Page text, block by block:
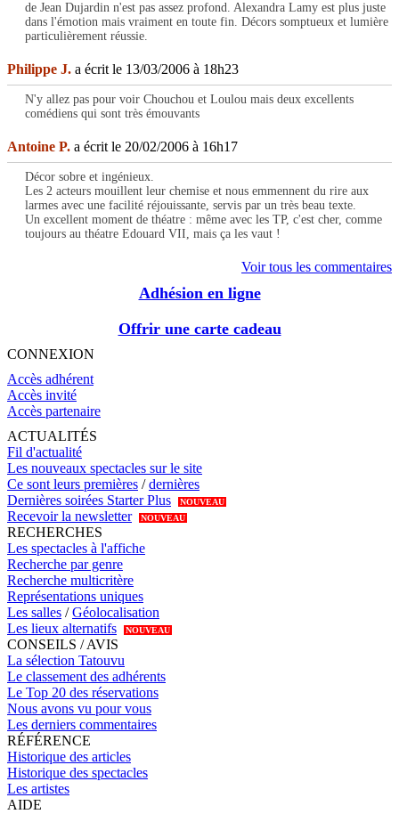
de Jean Dujardin n'est pas assez profond. Alexandra Lamy est plus juste
dans l'émotion mais vraiment en toute fin. Décors somptueux et lumière
particulièrement réussie.
Philippe J. a écrit le 13/03/2006 à 18h23
N'y allez pas pour voir Chouchou et Loulou mais deux excellents
comédiens qui sont très émouvants
Antoine P. a écrit le 20/02/2006 à 16h17
Décor sobre et ingénieux.
Les 2 acteurs mouillent leur chemise et nous emmennent du rire aux
larmes avec une facilité réjouissante, servis par un très beau texte.
Un excellent moment de théatre : même avec les TP, c'est cher, comme
toujours au théatre Edouard VII, mais ça les vaut !
Voir tous les commentaires
Adhésion en ligne
Offrir une carte cadeau
CONNEXION
Accès adhérent
Accès invité
Accès partenaire
ACTUALITÉS
Fil d'actualité
Les nouveaux spectacles sur le site
Ce sont leurs premières /dernières
Dernières soirées Starter Plus
NOUVEAU
Recevoir la newsletter NOUVEAU
RECHERCHES
Les spectacles à l'affiche
Recherche par genre
Recherche multicritère
Représentations uniques
Les salles /Géolocalisation
Les lieux alternatifs
NOUVEAU
CONSEILS / AVIS
La sélection Tatouvu
Le classement des adhérents
Le Top 20 des réservations
Nous avons vu pour vous
Les derniers commentaires
RÉFÉRENCE
Historique des articles
Historique des spectacles
Les artistes
AIDE